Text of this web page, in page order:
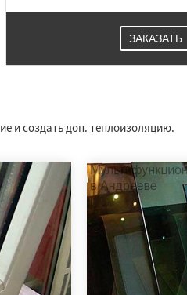
ЗАКАЗАТЬ
и создать доп. теплоизоляцию.